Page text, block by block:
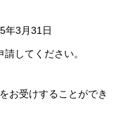
3月31日
してください。
お受けすることができ